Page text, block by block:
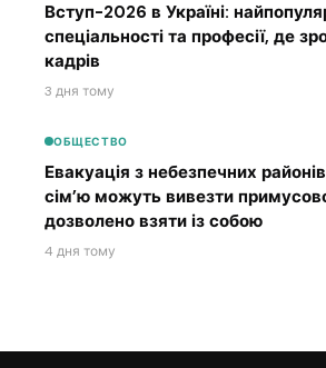
Вступ-2026 в Україні:
спеціальності та професії, де
кадрів
3 дня тому
ОБЩЕСТВО
Евакуація з небезпечних
сім’ю можуть вивезти
дозволено взяти із собою
4 дня тому